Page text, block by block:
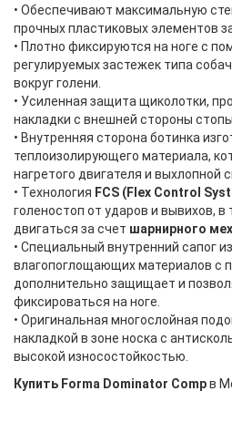
• Обеспечивают максимальную
прочных пластиковых элементов
• Плотно фиксируются на ноге с
регулируемых застежек типа
вокруг голени.
• Усиленная защита щиколотки,
накладки с внешней стороны стопы.
• Внутренняя сторона ботинка
теплоизолирующего материала,
нагретого двигателя и выхлопной
• Технология FCS (Flex Control
голеностоп от ударов и вывихов,
двигаться за счет шарнирного
• Специальный внутренний сапог
влагопоглощающих материалов с
дополнительно защищает и
фиксироваться на ноге.
• Оригинальная многослойная
накладкой в зоне носка с
высокой износостойкостью.
Купить Forma Dominator Compв